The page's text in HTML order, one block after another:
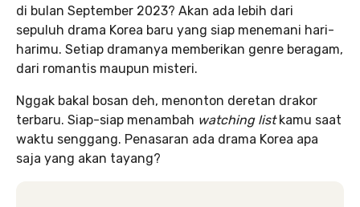
di bulan September 2023? Akan ada lebih dari
sepuluh drama Korea baru yang siap menemani hari-
harimu. Setiap dramanya memberikan genre beragam,
dari romantis maupun misteri.
Nggak bakal bosan deh, menonton deretan drakor
terbaru. Siap-siap menambah watching listkamu saat
waktu senggang. Penasaran ada drama Korea apa
saja yang akan tayang?